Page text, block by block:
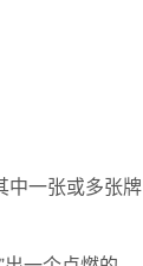
中一张或多张牌